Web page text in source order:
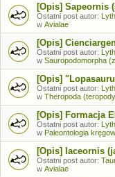
[Opis] Sapeornis
Ostatni post autor:
w Avialae
[Opis]
Ostatni post autor:
w Sauropodomorpha
[Opis]
Ostatni post autor:
w Theropoda
[Opis] Formacja
Ostatni post autor:
w Paleontologia
[Opis] Iaceornis
Ostatni post autor:
w Avialae